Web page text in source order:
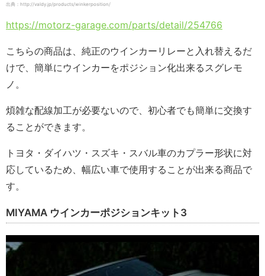
出典：http://valdy.jp/products/winkerposition/
https://motorz-garage.com/parts/detail/254766
こちらの商品は、純正のウインカーリレーと入れ替えるだ
けで、簡単にウインカーをポジション化出来るスグレモ
ノ。
煩雑な配線加工が必要ないので、初心者でも簡単に交換す
ることができます。
トヨタ・ダイハツ・スズキ・スバル車のカプラー形状に対
応しているため、幅広い車で使用することが出来る商品で
す。
MIYAMA ウインカーポジションキット3